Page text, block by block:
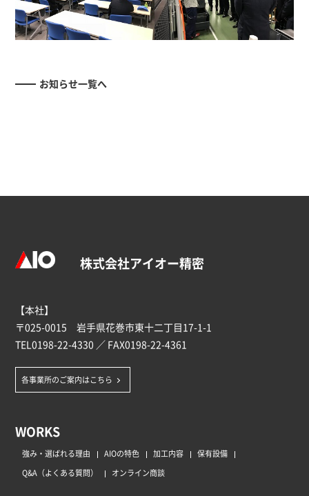
お知らせ一覧へ
株式会社アイオー精密
【本社】
〒025-0015 岩手県花巻市東十二丁目17-1-1
TEL0198-22-4330 ／ FAX0198-22-4361
各事業所のご案内はこちら
WORKS
強み・選ばれる理由 AIOの特色 加工内容
保有設備
Q&A（よくある質問）
オンライン商談